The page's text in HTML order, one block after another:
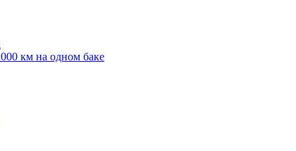
км на одном баке